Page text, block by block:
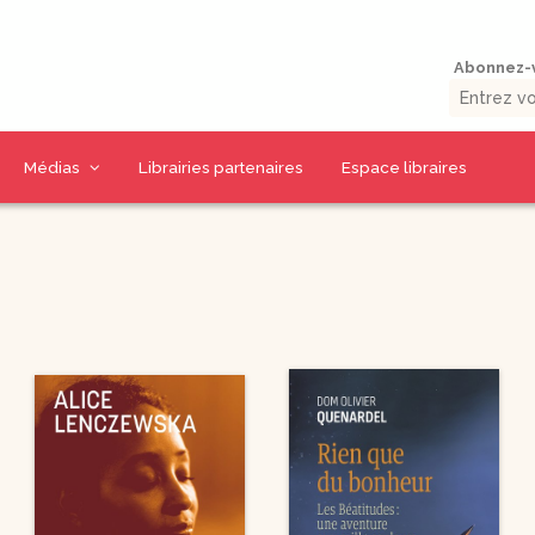
Bible
Petits traités
spirituels –
Spiritualité – Série I
Petits traités
spirituels –
Renouveau et
charismes- Série II
Petits traités
Sacrements
dans l’esprit
CD Marie
CD Saints et amis de
Dieu
Médias Librairies partenaires Espace libraires